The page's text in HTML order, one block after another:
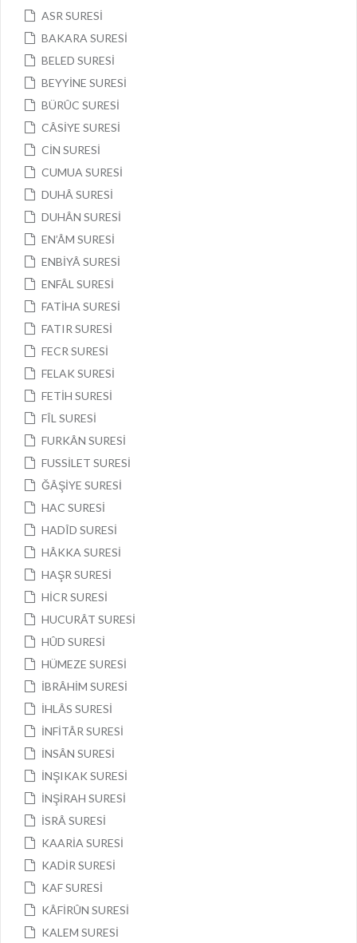
ASR SURESİ
BAKARA SURESİ
BELED SURESİ
BEYYİNE SURESİ
BÜRÛC SURESİ
CÂSİYE SURESİ
CİN SURESİ
CUMUA SURESİ
DUHÂ SURESİ
DUHÂN SURESİ
EN’ÂM SURESİ
ENBİYÂ SURESİ
ENFÂL SURESİ
FATİHA SURESİ
FATIR SURESİ
FECR SURESİ
FELAK SURESİ
FETİH SURESİ
FÎL SURESİ
FURKÂN SURESİ
FUSSİLET SURESİ
ĞÂŞİYE SURESİ
HAC SURESİ
HADÎD SURESİ
HÂKKA SURESİ
HAŞR SURESİ
HİCR SURESİ
HUCURÂT SURESİ
HÛD SURESİ
HÜMEZE SURESİ
İBRÂHİM SURESİ
İHLÂS SURESİ
İNFİTÂR SURESİ
İNSÂN SURESİ
İNŞIKAK SURESİ
İNŞİRAH SURESİ
İSRÂ SURESİ
KAARİA SURESİ
KADİR SURESİ
KAF SURESİ
KÂFİRÛN SURESİ
KALEM SURESİ